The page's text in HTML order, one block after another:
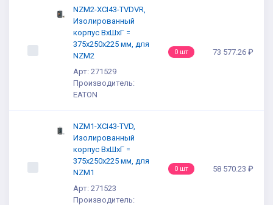
NZM2-XCI43-TVDVR,
Изолированный
корпус ВхШхГ =
375x250x225 мм, для
NZM2
Арт: 271529
Производитель:
EATON
0 шт 73 577.26 ₽
NZM1-XCI43-TVD,
Изолированный
корпус ВхШхГ =
375x250x225 мм, для
NZM1
Арт: 271523
Производитель:
0 шт 58 570.23 ₽